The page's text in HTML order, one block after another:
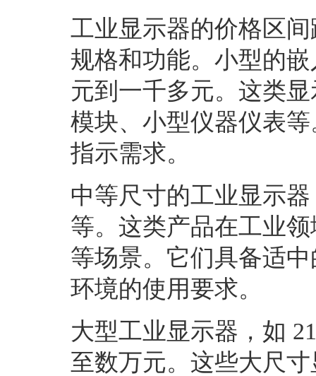
工业显示器的价格区
规格和功能。小型的
元到一千多元。这类
模块、小型仪器仪表
指示需求。
中等尺寸的工业显示
等。这类产品在工业
等场景。它们具备适
环境的使用要求。
大型工业显示器，如
至数万元。这些大尺